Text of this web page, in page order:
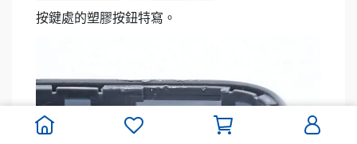
按鍵處的塑膠按鈕特寫。